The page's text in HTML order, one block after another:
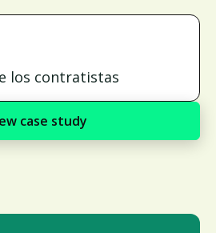
los contratistas
case study